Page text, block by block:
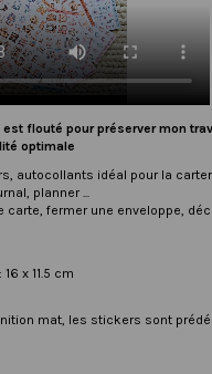
est flouté pour préserver mon
optimale
autocollants idéal pour la
planner ...
carte, fermer une enveloppe,
x 11.5 cm
mat, les stickers sont